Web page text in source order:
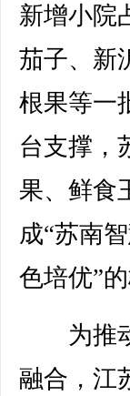
新增小院
茄子、新
根果等一
台支撑，
果、鲜食
成“苏南
色培优”
为推动
融合，江